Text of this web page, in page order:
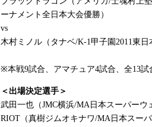
ーナメント全日本大会優勝）
vs
木村ミノル（タナベ/K-1甲子園2011東日
※本戦9試合、アマチュア4試合、全13試
＜出場決定選手＞
武田一也（JMC横浜/MA日本スーパーウ
RIOT（真樹ジムオキナワ/MA日本スー